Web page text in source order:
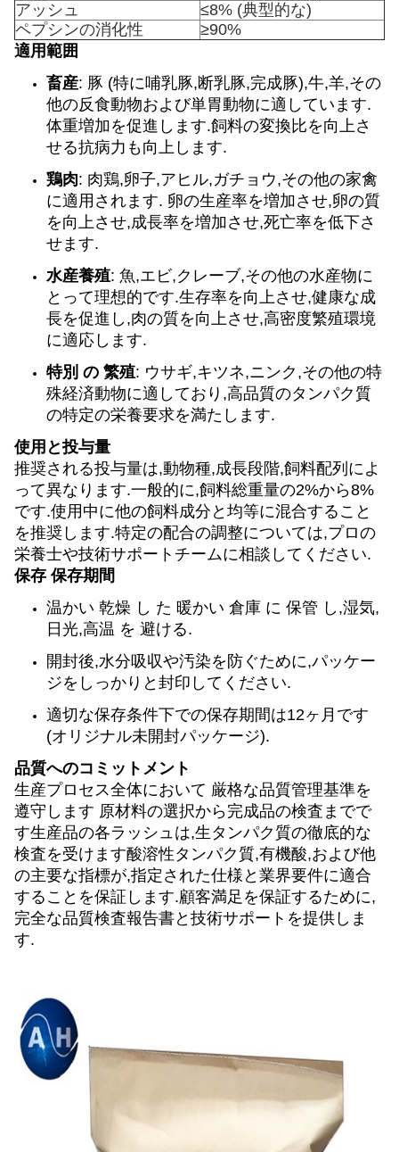
アッシュ
≤8% (典型的な)
ペプシンの消化性
≥90%
適用範囲
畜産: 豚 (特に哺乳豚,断乳豚,完成豚),牛,羊,その
他の反食動物および単胃動物に適しています.
体重増加を促進します.飼料の変換比を向上さ
せる抗病力も向上します.
鶏肉: 肉鶏,卵子,アヒル,ガチョウ,その他の家禽
に適用されます. 卵の生産率を増加させ,卵の質
を向上させ,成長率を増加させ,死亡率を低下さ
せます.
水産養殖: 魚,エビ,クレーブ,その他の水産物に
とって理想的です.生存率を向上させ,健康な成
長を促進し,肉の質を向上させ,高密度繁殖環境
に適応します.
特別 の 繁殖: ウサギ,キツネ,ニンク,その他の特
殊経済動物に適しており,高品質のタンパク質
の特定の栄養要求を満たします.
使用と投与量
推奨される投与量は,動物種,成長段階,飼料配列によ
って異なります.一般的に,飼料総重量の2%から8%
です.使用中に他の飼料成分と均等に混合すること
を推奨します.特定の配合の調整については,プロの
栄養士や技術サポートチームに相談してください.
保存 保存期間
温かい 乾燥 し た 暖かい 倉庫 に 保管 し,湿気,
日光,高温 を 避ける.
開封後,水分吸収や汚染を防ぐために,パッケー
ジをしっかりと封印してください.
適切な保存条件下での保存期間は12ヶ月です
(オリジナル未開封パッケージ).
品質へのコミットメント
生産プロセス全体において 厳格な品質管理基準を
遵守します 原材料の選択から完成品の検査までで
す生産品の各ラッシュは,生タンパク質の徹底的な
検査を受けます酸溶性タンパク質,有機酸,および他
の主要な指標が,指定された仕様と業界要件に適合
することを保証します.顧客満足を保証するために,
完全な品質検査報告書と技術サポートを提供しま
す.